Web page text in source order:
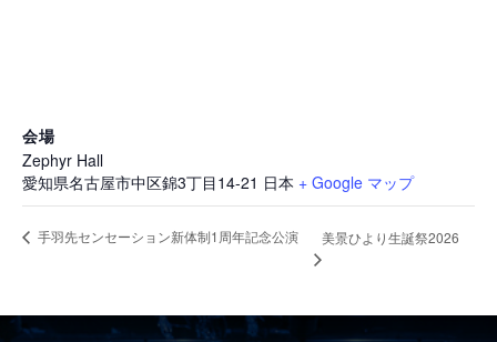
会場
Zephyr Hall
愛知県名古屋市中区錦3丁目14-21 日本 + Google マップ
手羽先センセーション新体制1周年記念公演 美景ひより生誕祭2026